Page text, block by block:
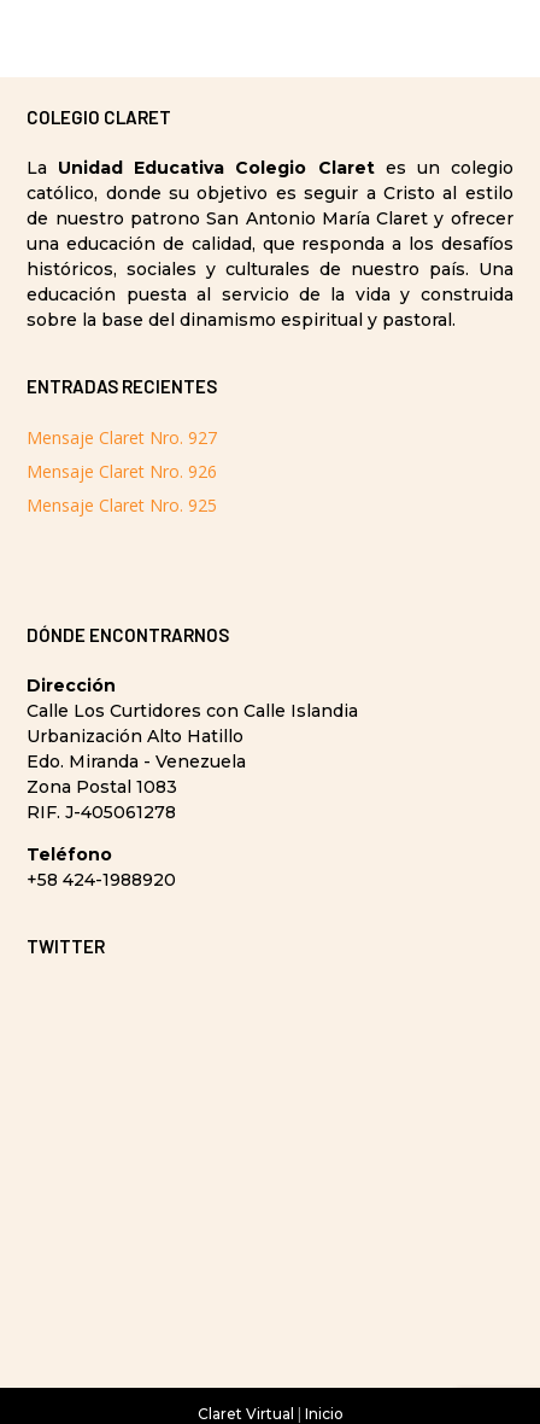
COLEGIO CLARET
La Unidad Educativa Colegio Claretes un colegio
católico, donde su objetivo es seguir a Cristo al estilo
de nuestro patrono San Antonio María Claret y ofrecer
una educación de calidad, que responda a los desafíos
históricos, sociales y culturales de nuestro país. Una
educación puesta al servicio de la vida y construida
sobre la base del dinamismo espiritual y pastoral.
ENTRADAS RECIENTES
Mensaje Claret Nro. 927
Mensaje Claret Nro. 926
Mensaje Claret Nro. 925
DÓNDE ENCONTRARNOS
Dirección
Calle Los Curtidores con Calle Islandia
Urbanización Alto Hatillo
Edo. Miranda - Venezuela
Zona Postal 1083
RIF. J-405061278
Teléfono
+58 424-1988920
TWITTER
Claret Virtual Inicio